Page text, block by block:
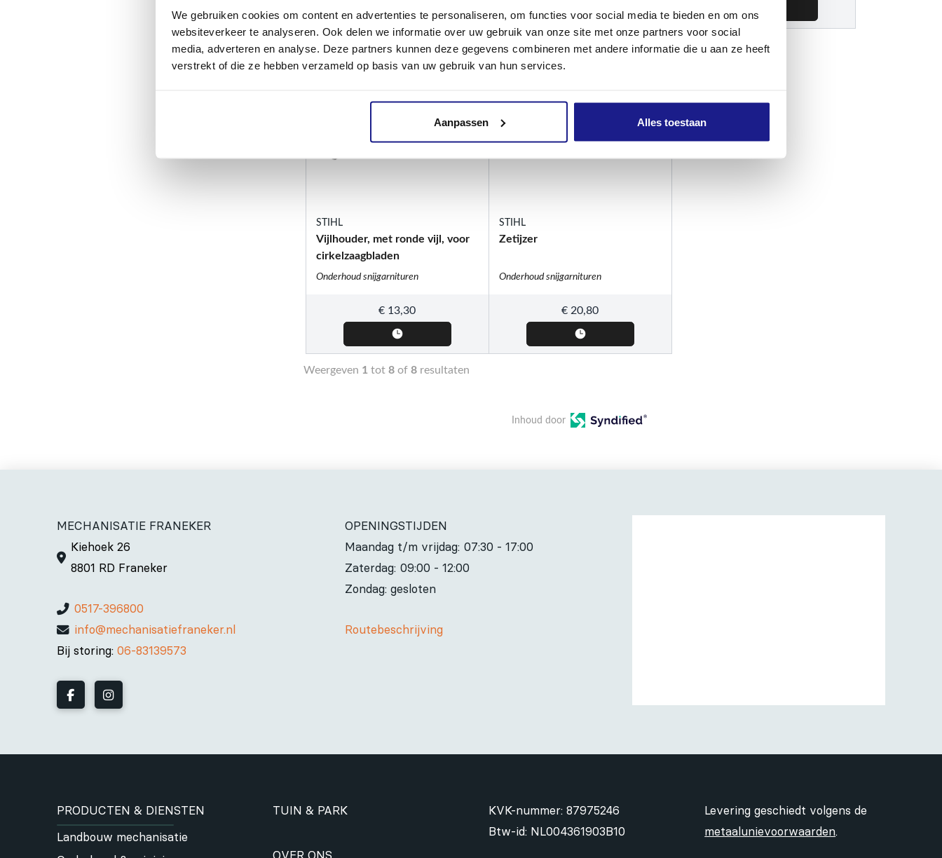
We gebruiken cookies om content en advertenties te personaliseren, om functies voor social media te bieden en om ons
websiteverkeer te analyseren. Ook delen we informatie over uw gebruik van onze site met onze partners voor social
media, adverteren en analyse. Deze partners kunnen deze gegevens combineren met andere informatie die u aan ze heeft
verstrekt of die ze hebben verzameld op basis van uw gebruik van hun services.
Aanpassen Alles toestaan
STIHL
Vijlhouder, met ronde vijl, voor
cirkelzaagbladen
Onderhoud snijgarnituren
€ 13,30
STIHL
Zetijzer
Onderhoud snijgarnituren
€ 20,80
Weergeven 1 tot 8of 8resultaten
Inhoud door
MECHANISATIE FRANEKER
Kiehoek 26
8801 RD Franeker
0517-396800
info@mechanisatiefraneker.nl
Bij storing: 06-83139573
OPENINGSTIJDEN
Maandag t/m vrijdag: 07:30 - 17:00
Zaterdag: 09:00 - 12:00
Zondag: gesloten
Routebeschrijving
PRODUCTEN & DIENSTEN
Landbouw mechanisatie
TUIN & PARK
OVER ONS
KVK-nummer: 87975246
Btw-id: NL004361903B10
Levering geschiedt volgens de
metaalunievoorwaarden.